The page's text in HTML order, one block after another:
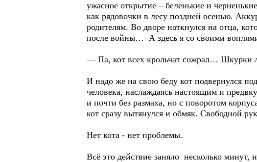
ужасное открытие – беленькие и
как рядовочки в лесу поздней осенью.
родителям. Во дворе наткнулся на отца,
после войны… А здесь я со своими
— Па, кот всех крольчат сожрал… Шкурки
И надо же на свою беду кот подвернулся
человека, наслаждаясь настоящим и
и почти без размаха, но с поворотом
кот сразу вытянулся и обмяк. Свободной
Нет кота - нет проблемы.
Всё это действие заняло несколько